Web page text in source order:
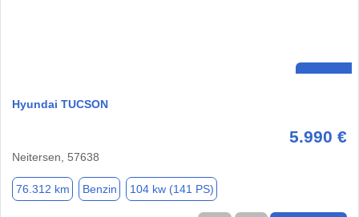
Hyundai TUCSON
5.990 €
Neitersen, 57638
76.312 km Benzin 104 kw (141 PS)